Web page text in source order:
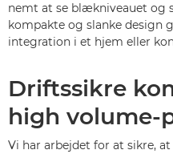
nemt at se blækniveauet og
kompakte og slanke design
integration i et hjem eller
Driftssikre
high volume-
Vi har arbejdet for at sikre,